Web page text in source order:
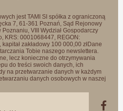
jest TAMI SI spółka z ograniczoną
7, 61-361 Poznań, Sąd Rejonowy
VIII Wydział Gospodarczy
KRS: 0001068447, REGON:
zakładowy 100 000,00 złDane
Tobie naszego newslettera.
lecz konieczne do otrzymywania
do treści swoich danych, ich
na przetwarzanie danych w każdym
danych osobowych w naszej